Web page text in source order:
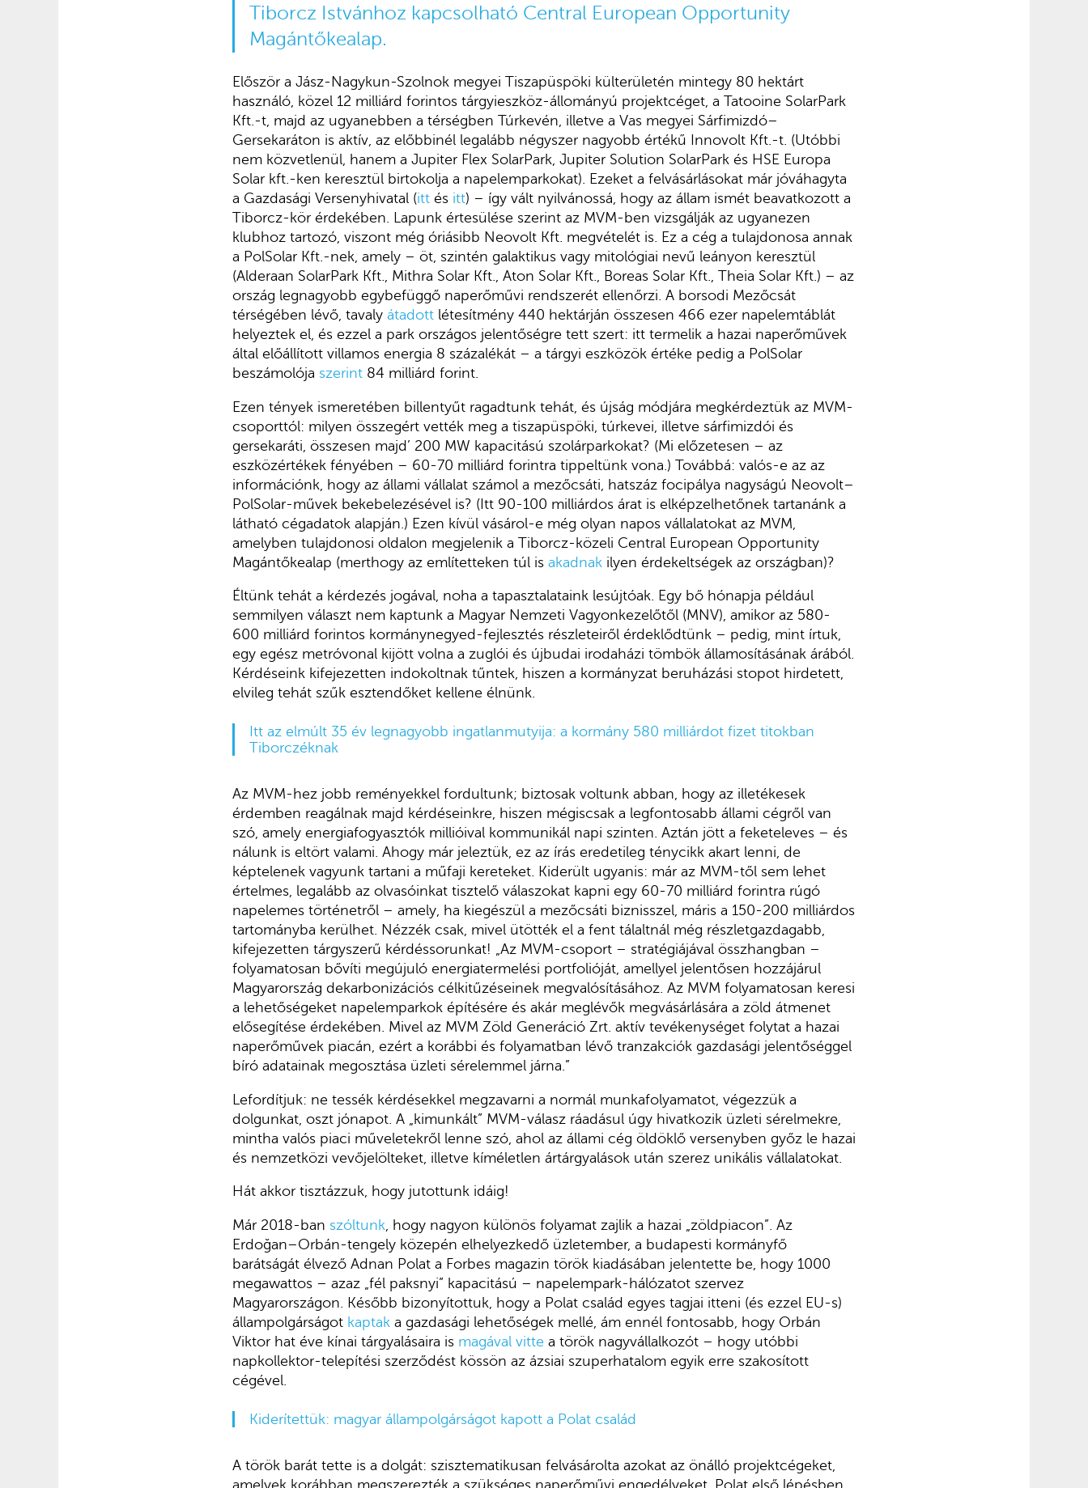
Tiborcz Istvánhoz kapcsolható Central European Opportunity
Magántőkealap.
Először a Jász-Nagykun-Szolnok megyei Tiszapüspöki külterületén mintegy 80 hektárt
használó, közel 12 milliárd forintos tárgyieszköz-állományú projektcéget, a Tatooine SolarPark
Kft.-t, majd az ugyanebben a térségben Túrkevén, illetve a Vas megyei Sárfimizdó–
Gersekaráton is aktív, az előbbinél legalább négyszer nagyobb értékű Innovolt Kft.-t. (Utóbbi
nem közvetlenül, hanem a Jupiter Flex SolarPark, Jupiter Solution SolarPark és HSE Europa
Solar kft.-ken keresztül birtokolja a napelemparkokat). Ezeket a felvásárlásokat már jóváhagyta
a Gazdasági Versenyhivatal (itt és itt) – így vált nyilvánossá, hogy az állam ismét beavatkozott a
Tiborcz-kör érdekében. Lapunk értesülése szerint az MVM-ben vizsgálják az ugyanezen
klubhoz tartozó, viszont még óriásibb Neovolt Kft. megvételét is. Ez a cég a tulajdonosa annak
a PolSolar Kft.-nek, amely – öt, szintén galaktikus vagy mitológiai nevű leányon keresztül
(Alderaan SolarPark Kft., Mithra Solar Kft., Aton Solar Kft., Boreas Solar Kft., Theia Solar Kft.) – az
ország legnagyobb egybefüggő naperőművi rendszerét ellenőrzi. A borsodi Mezőcsát
térségében lévő, tavaly átadott létesítmény 440 hektárján összesen 466 ezer napelemtáblát
helyeztek el, és ezzel a park országos jelentőségre tett szert: itt termelik a hazai naperőművek
által előállított villamos energia 8 százalékát – a tárgyi eszközök értéke pedig a PolSolar
beszámolója szerint 84 milliárd forint.
Ezen tények ismeretében billentyűt ragadtunk tehát, és újság módjára megkérdeztük az MVM-
csoporttól: milyen összegért vették meg a tiszapüspöki, túrkevei, illetve sárfimizdói és
gersekaráti, összesen majd’ 200 MW kapacitású szolárparkokat? (Mi előzetesen – az
eszközértékek fényében – 60-70 milliárd forintra tippeltünk vona.) Továbbá: valós-e az az
információnk, hogy az állami vállalat számol a mezőcsáti, hatszáz focipálya nagyságú Neovolt–
PolSolar-művek bekebelezésével is? (Itt 90-100 milliárdos árat is elképzelhetőnek tartanánk a
látható cégadatok alapján.) Ezen kívül vásárol-e még olyan napos vállalatokat az MVM,
amelyben tulajdonosi oldalon megjelenik a Tiborcz-közeli Central European Opportunity
Magántőkealap (merthogy az említetteken túl is akadnak ilyen érdekeltségek az országban)?
Éltünk tehát a kérdezés jogával, noha a tapasztalataink lesújtóak. Egy bő hónapja például
semmilyen választ nem kaptunk a Magyar Nemzeti Vagyonkezelőtől (MNV), amikor az 580-
600 milliárd forintos kormánynegyed-fejlesztés részleteiről érdeklődtünk – pedig, mint írtuk,
egy egész metróvonal kijött volna a zuglói és újbudai irodaházi tömbök államosításának árából.
Kérdéseink kifejezetten indokoltnak tűntek, hiszen a kormányzat beruházási stopot hirdetett,
elvileg tehát szűk esztendőket kellene élnünk.
Itt az elmúlt 35 év legnagyobb ingatlanmutyija: a kormány 580 milliárdot fizet titokban
Tiborczéknak
Az MVM-hez jobb reményekkel fordultunk; biztosak voltunk abban, hogy az illetékesek
érdemben reagálnak majd kérdéseinkre, hiszen mégiscsak a legfontosabb állami cégről van
szó, amely energiafogyasztók millióival kommunikál napi szinten. Aztán jött a feketeleves – és
nálunk is eltört valami. Ahogy már jeleztük, ez az írás eredetileg ténycikk akart lenni, de
képtelenek vagyunk tartani a műfaji kereteket. Kiderült ugyanis: már az MVM-től sem lehet
értelmes, legalább az olvasóinkat tisztelő válaszokat kapni egy 60-70 milliárd forintra rúgó
napelemes történetről – amely, ha kiegészül a mezőcsáti biznisszel, máris a 150-200 milliárdos
tartományba kerülhet. Nézzék csak, mivel ütötték el a fent tálaltnál még részletgazdagabb,
kifejezetten tárgyszerű kérdéssorunkat! „Az MVM-csoport – stratégiájával összhangban –
folyamatosan bővíti megújuló energiatermelési portfolióját, amellyel jelentősen hozzájárul
Magyarország dekarbonizációs célkitűzéseinek megvalósításához. Az MVM folyamatosan keresi
a lehetőségeket napelemparkok építésére és akár meglévők megvásárlására a zöld átmenet
elősegítése érdekében. Mivel az MVM Zöld Generáció Zrt. aktív tevékenységet folytat a hazai
naperőművek piacán, ezért a korábbi és folyamatban lévő tranzakciók gazdasági jelentőséggel
bíró adatainak megosztása üzleti sérelemmel járna.”
Lefordítjuk: ne tessék kérdésekkel megzavarni a normál munkafolyamatot, végezzük a
dolgunkat, oszt jónapot. A „kimunkált” MVM-válasz ráadásul úgy hivatkozik üzleti sérelmekre,
mintha valós piaci műveletekről lenne szó, ahol az állami cég öldöklő versenyben győz le hazai
és nemzetközi vevőjelölteket, illetve kíméletlen ártárgyalások után szerez unikális vállalatokat.
Hát akkor tisztázzuk, hogy jutottunk idáig!
Már 2018-ban szóltunk, hogy nagyon különös folyamat zajlik a hazai „zöldpiacon”. Az
Erdoğan–Orbán-tengely közepén elhelyezkedő üzletember, a budapesti kormányfő
barátságát élvező Adnan Polat a Forbes magazin török kiadásában jelentette be, hogy 1000
megawattos – azaz „fél paksnyi” kapacitású – napelempark-hálózatot szervez
Magyarországon. Később bizonyítottuk, hogy a Polat család egyes tagjai itteni (és ezzel EU-s)
állampolgárságot kaptak a gazdasági lehetőségek mellé, ám ennél fontosabb, hogy Orbán
Viktor hat éve kínai tárgyalásaira is magával vitte a török nagyvállalkozót – hogy utóbbi
napkollektor-telepítési szerződést kössön az ázsiai szuperhatalom egyik erre szakosított
cégével.
Kiderítettük: magyar állampolgárságot kapott a Polat család
A török barát tette is a dolgát: szisztematikusan felvásárolta azokat az önálló projektcégeket,
amelyek korábban megszerezték a szükséges naperőművi engedélyeket. Polat első lépésben